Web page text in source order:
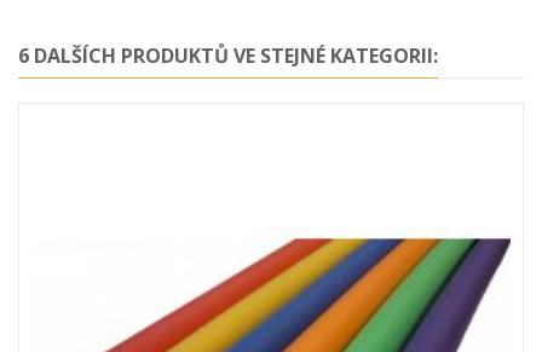
6 DALŠÍCH PRODUKTŮ VE STEJNÉ KATEGORII: